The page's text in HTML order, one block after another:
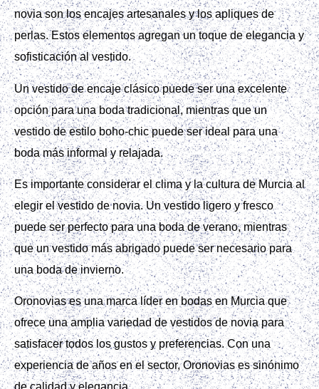
novia son los encajes artesanales y los apliques de
perlas. Estos elementos agregan un toque de elegancia y
sofisticación al vestido.
Un vestido de encaje clásico puede ser una excelente
opción para una boda tradicional, mientras que un
vestido de estilo boho-chic puede ser ideal para una
boda más informal y relajada.
Es importante considerar el clima y la cultura de Murcia al
elegir el vestido de novia. Un vestido ligero y fresco
puede ser perfecto para una boda de verano, mientras
que un vestido más abrigado puede ser necesario para
una boda de invierno.
Oronovias es una marca líder en bodas en Murcia que
ofrece una amplia variedad de vestidos de novia para
satisfacer todos los gustos y preferencias. Con una
experiencia de años en el sector, Oronovias es sinónimo